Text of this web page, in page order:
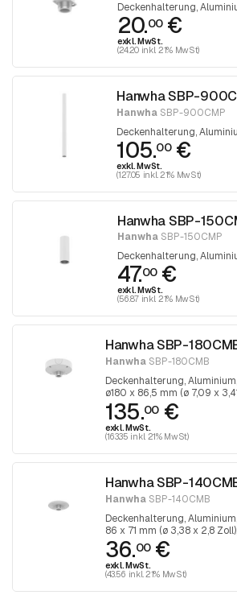
Deckenhalterung,
20.00€
exkl. MwSt.
(24.20 inkl. 21% MwSt)
Hanwha SBP-
Hanwha SBP-900CMP
Deckenhalterung,
105.00€
exkl. MwSt.
(127.05 inkl. 21% MwSt)
Hanwha SBP-
HanwhaSBP-150CMP
Deckenhalterung,
47.00€
exkl. MwSt.
(56.87 inkl. 21% MwSt)
Hanwha SBP-
Hanwha SBP-180CMB
Deckenhalterung,
ø180 x 86,5 mm (ø 7,09 x
(2,14 lb), kompatibel mit SBP-
150CMP/300CMP/900CMP
(Rohrverlängerung kann nur
werden)
135.00€
exkl. MwSt.
(163.35 inkl. 21% MwSt)
Hanwha SBP-
Hanwha SBP-140CMB
Deckenhalterung,
86 x 71 mm (ø 3,38 x 2,8
Pfund), kompatibel mit SBP-
300CMP, SBP-900CMP usw.
36.00€
exkl. MwSt.
(43.56 inkl. 21% MwSt)